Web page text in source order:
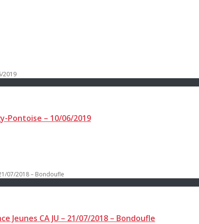
Pontoise – 10/06/2019
Jeunes CA JU – 21/07/2018 – Bondoufle